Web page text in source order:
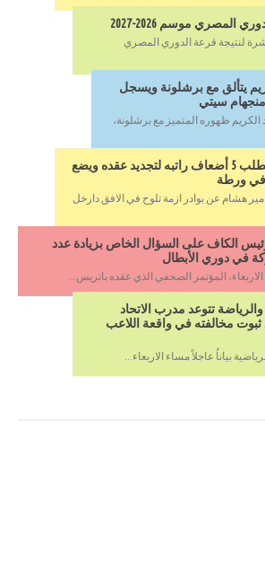
المصري موسم 2026-2027
لنتيجة قرعة الدوري المصري
يتألق مع برشلونة ويسجل
سيتي
ظهوره المتميز مع برشلونة،
حسام حسن يطلب 5 أضعاف راتبه لتجديد عقده ويضع
في ورطة
هشام عن بوادر ازمة تلوح في الافق دارخل
الكاف على السؤال الخاص بزيادة عدد
في دوري الأبطال
المؤتمر الصحفي الذي عقده باتريس...
تتوعد مدرب الاتحاد
ثبوت مخالفته في واقعة اللاعب
بياناُ عاجلاً مساء الاربعاء...